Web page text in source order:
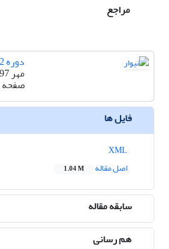
مراجع
دوره 42، 102-103
مهر 1397
صفحه
فایل ها
اصل مقاله
1.04 M
سابقه مقاله
هم رسانی